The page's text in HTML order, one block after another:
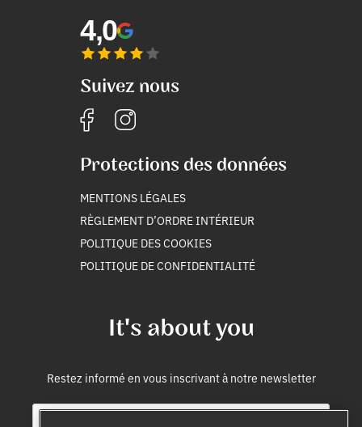
It's about you
Restez informé en vous inscrivant à notre newsletter
E
4,0
Suivez nous
Protections des données
MENTIONS LÉGALES
RÈGLEMENT D’ORDRE INTÉRIEUR
POLITIQUE DES COOKIES
POLITIQUE DE CONFIDENTIALITÉ